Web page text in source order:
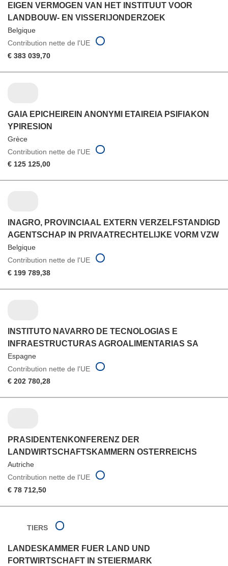
EIGEN VERMOGEN VAN HET INSTITUUT VOOR
LANDBOUW- EN VISSERIJONDERZOEK
Belgique
Contribution nette de l'UE
€ 383 039,70
GAIA EPICHEIREIN ANONYMI ETAIREIA PSIFIAKON
YPIRESION
Grèce
Contribution nette de l'UE
€ 125 125,00
INAGRO, PROVINCIAAL EXTERN VERZELFSTANDIGD
AGENTSCHAP IN PRIVAATRECHTELIJKE VORM VZW
Belgique
Contribution nette de l'UE
€ 199 789,38
INSTITUTO NAVARRO DE TECNOLOGIAS E
INFRAESTRUCTURAS AGROALIMENTARIAS SA
Espagne
Contribution nette de l'UE
€ 202 780,28
PRASIDENTENKONFERENZ DER
LANDWIRTSCHAFTSKAMMERN OSTERREICHS
Autriche
Contribution nette de l'UE
€ 78 712,50
TIERS
LANDESKAMMER FUER LAND UND
FORTWIRTSCHAFT IN STEIERMARK